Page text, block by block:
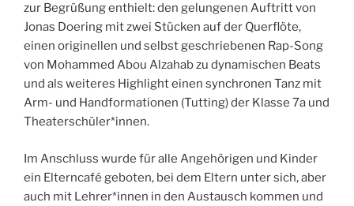
zur Begrüßung enthielt: den gelungenen Auftritt von
Jonas Doering mit zwei Stücken auf der Querflöte,
einen originellen und selbst geschriebenen Rap-Song
von Mohammed Abou Alzahab zu dynamischen Beats
und als weiteres Highlight einen synchronen Tanz mit
Arm- und Handformationen (Tutting) der Klasse 7a und
Theaterschüler*innen.
Im Anschluss wurde für alle Angehörigen und Kinder
ein Elterncafé geboten, bei dem Eltern unter sich, aber
auch mit Lehrer*innen in den Austausch kommen und